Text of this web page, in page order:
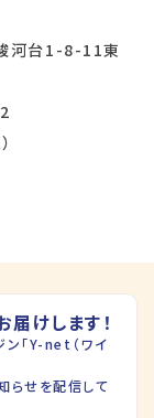
河台1-8-11東
けします！
「Y-net（ワイ
らせを配信して